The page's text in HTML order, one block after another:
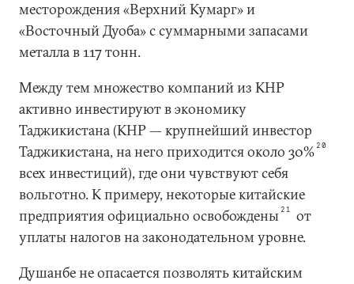
месторождения «Верхний Кумарг» и
«Восточный Дуоба» с суммарными запасами
металла в 117 тонн.
Между тем множество компаний из КНР
активно инвестируют в экономику
Таджикистана (КНР — крупнейший инвестор
Таджикистана, на него приходится около 30% 20
всех инвестиций), где они чувствуют себя
вольготно. К примеру, некоторые китайские
предприятия официально освобождены 21
от
уплаты налогов на законодательном уровне.
Душанбе не опасается позволять китайским